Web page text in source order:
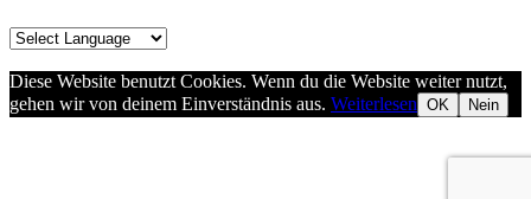
Diese Website benutzt Cookies. Wenn du die Website weiter nutzt,
gehen wir von deinem Einverständnis aus. Weiterlesen OK Nein